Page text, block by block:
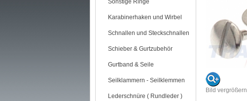
Sonstige Ringe
Karabinerhaken und Wirbel
Schnallen und Steckschnallen
Schieber & Gurtzubehör
Gurtband & Seile
Seilklammern - Seilklemmen
Lederschnüre ( Rundleder )
Bild vergrößern